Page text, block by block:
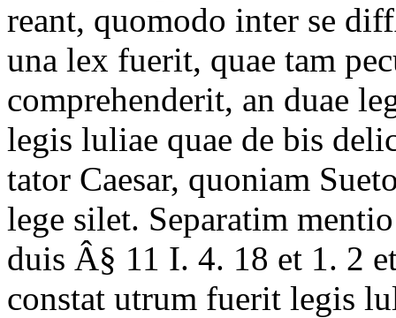
reant, quomodo inter se
una lex fuerit, quae tam
comprehenderit, an duae
legis luliae quae de bis
tator Caesar, quoniam
lege silet. Separatim
duis Â§ 11 I. 4. 18 et 1. 2
constat utrum fuerit legis